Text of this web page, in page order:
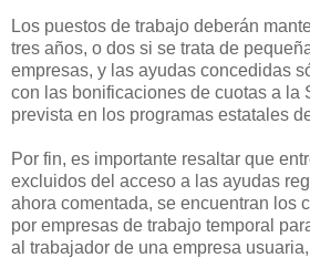
Los puestos de trabajo deberán
tres años, o dos si se trata de
empresas, y las ayudas concedidas
con las bonificaciones de cuotas a la
prevista en los programas estatales
Por fin, es importante resaltar que
excluidos del acceso a las ayudas
ahora comentada, se encuentran los
por empresas de trabajo temporal
al trabajador de una empresa